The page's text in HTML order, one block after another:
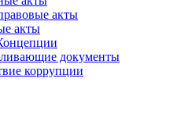
акты
акты
документы
коррупции